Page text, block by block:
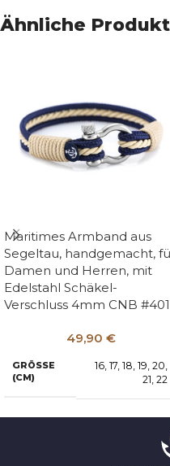
Ähnliche
Maritimes Armband aus
Segeltau, handgemacht,
Damen und Herren, mit
Edelstahl Schäkel-
Verschluss 4mm CNB
49,90 €
GRÖSSE (
CM)
16 17 18 19 20
21 22